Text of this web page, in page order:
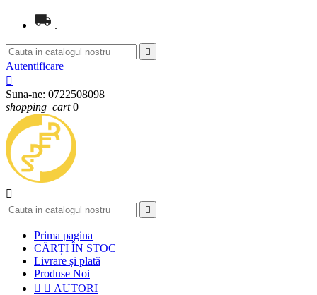
.

Autentificare

Suna-ne: 0722508098
shopping_cart 0


Prima pagina
CĂRȚI ÎN STOC
Livrare și plată
Produse Noi
  AUTORI